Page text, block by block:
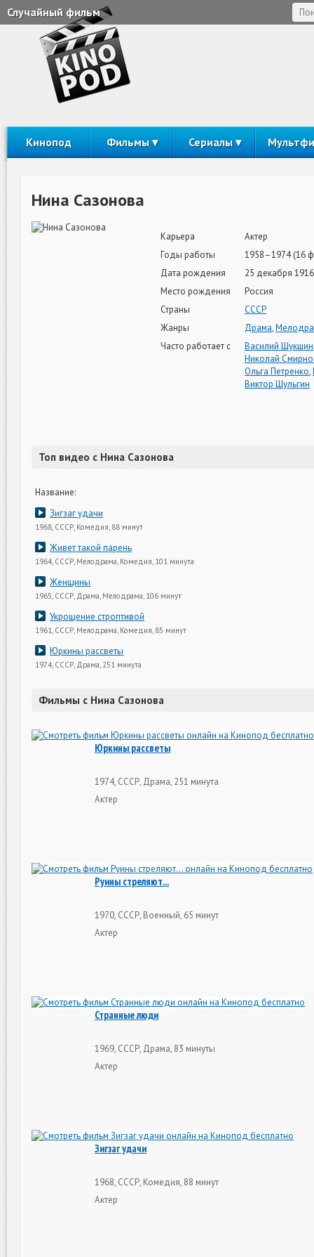
Случайный фильм
Кинопод Фильмы Сериалы
Нина Сазонова
Карьера
Актер
Годы работы
1958–1974 (16
Дата рождения
25 декабря
Место рождения
Россия
Страны
СССР
Жанры
Драма,
Часто работает с
Василий Шукшин
Николай
Ольга Петренко,
Виктор Шульгин
Топ видео с Нина Сазонова
Название:
Зигзаг удачи
1968, СССР, Комедия, 88 минут
Живет такой парень
1964, СССР, Мелодрама, Комедия, 101 минута
Женщины
1965, СССР, Драма, Мелодрама, 106 минут
Укрощение строптивой
1961, СССР, Мелодрама, Комедия, 85 минут
Юркины рассветы
1974, СССР, Драма, 251 минута
Фильмы с Нина Сазонова
Юркины рассветы
1974, СССР, Драма, 251 минута
Актер
Руины стреляют...
1970, СССР, Военный, 65 минут
Актер
Странные люди
1969, СССР, Драма, 83 минуты
Актер
Зигзаг удачи
1968, СССР, Комедия, 88 минут
Актер